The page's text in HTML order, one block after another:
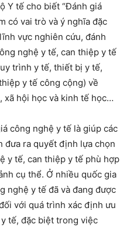
Y tế cho biết “Đánh giá
có vai trò và ý nghĩa đặc
vực nghiên cứu, đánh
nghệ y tế, can thiệp y tế
trình y tế, thiết bị y tế,
y tế công cộng) về
xã hội học và kinh tế học…
công nghệ y tế là giúp các
đưa ra quyết định lựa chọn
y tế, can thiệp y tế phù hợp
cụ thể. Ở nhiều quốc gia
nghệ y tế đã và đang được
với quá trình xác định ưu
tế, đặc biệt trong việc